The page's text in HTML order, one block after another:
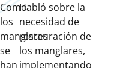
Como
los
manglares
se
han
Habló sobre la
necesidad de
restauración de
los manglares,
implementando